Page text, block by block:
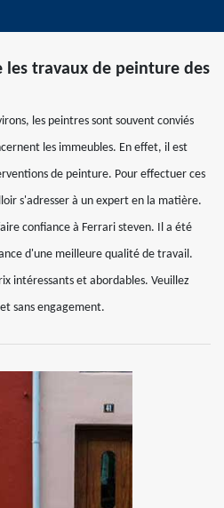
les travaux de peinture des
les peintres sont souvent conviés
les immeubles. En effet, il est
de peinture. Pour effectuer ces
s'adresser à un expert en la matière.
confiance à Ferrari steven. Il a été
d'une meilleure qualité de travail.
intéressants et abordables. Veuillez
sans engagement.